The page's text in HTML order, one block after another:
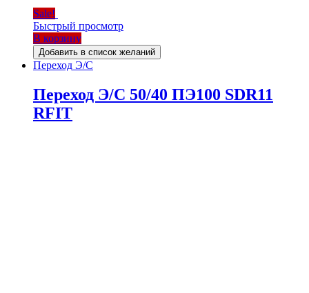
Sale!
Быстрый просмотр
В корзину
Добавить в список желаний
Переход Э/С
Переход Э/С 50/40 ПЭ100 SDR11
RFIT